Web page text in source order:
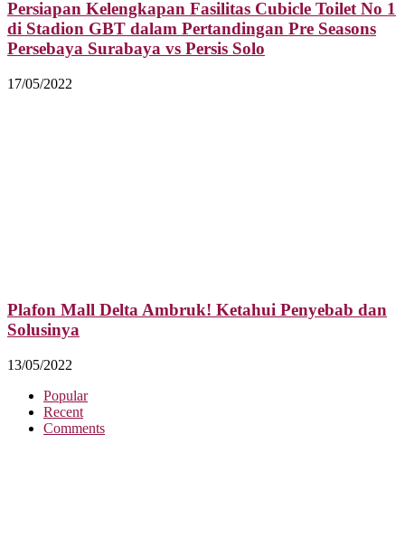
Persiapan Kelengkapan Fasilitas Cubicle Toilet No 1
di Stadion GBT dalam Pertandingan Pre Seasons
Persebaya Surabaya vs Persis Solo
17/05/2022
Plafon Mall Delta Ambruk! Ketahui Penyebab dan
Solusinya
13/05/2022
Popular
Recent
Comments